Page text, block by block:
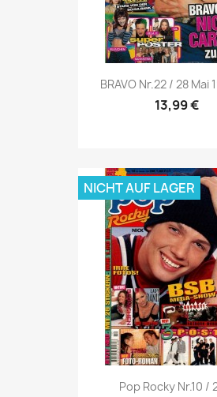
Vorschau
BRAVO Nr.22 / 28 Mai
13,99 €
Vorschau
Pop Rocky Nr.10 /
NICHT AUF LAGER